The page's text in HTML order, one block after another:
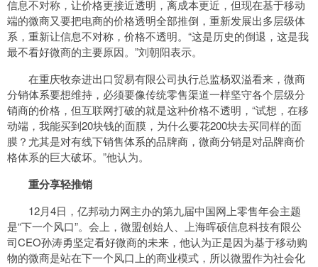
信息不对称，让价格更接近透明，离成本更近，但现在基于移动
端的微商又要把电商的价格透明全部推倒，重新发展出多层级体
系，重新让信息不对称，价格不透明。“这是历史的倒退，这是我
最不看好微商的主要原因。”刘朝阳表示。
在重庆牧奈进出口贸易有限公司执行总监杨双溢看来，微商
分销体系要想维持，必须要像传统零售渠道一样坚守各个层级分
销商的价格，但互联网打破的就是这种价格不透明，“试想，在移
动端，我能买到20块钱的面膜，为什么要花200块去买同样的面
膜？尤其是对有线下销售体系的品牌商，微商分销是对品牌商价
格体系的巨大破坏。”他认为。
重分享轻推销
12月4日，亿邦动力网主办的第九届中国网上零售年会主题
是“下一个风口”。会上，微盟创始人、上海晖硕信息科技有限公
司CEO孙涛勇坚定看好微商的未来，他认为正是因为基于移动购
物的微商是站在下一个风口上的商业模式，所以微盟作为社会化